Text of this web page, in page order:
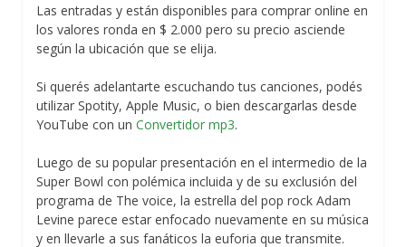
Las entradas y están disponibles para comprar online en
los valores ronda en $ 2.000 pero su precio asciende
según la ubicación que se elija.
Si querés adelantarte escuchando tus canciones, podés
utilizar Spotity, Apple Music, o bien descargarlas desde
YouTube con un Convertidor mp3.
Luego de su popular presentación en el intermedio de la
Super Bowl con polémica incluida y de su exclusión del
programa de The voice, la estrella del pop rock Adam
Levine parece estar enfocado nuevamente en su música
y en llevarle a sus fanáticos la euforia que transmite.